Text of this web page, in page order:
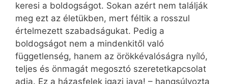
keresi a boldogságot. Sokan azért nem találják
meg ezt az életükben, mert féltik a rosszul
értelmezett szabadságukat. Pedig a
boldogságot nem a mindenkitől való
függetlenség, hanem az örökkévalóságra nyíló,
teljes és önmagát megosztó szeretetkapcsolat
adja. Ez a házasfelek igazi java! – hangsúlyozta